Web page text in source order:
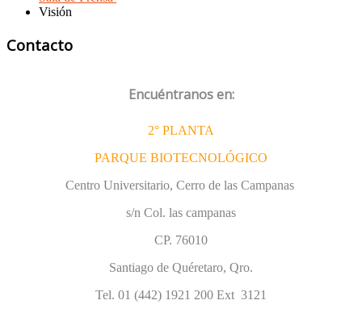
Visión
Contacto
Encuéntranos en:
2° PLANTA
PARQUE BIOTECNOLÓGICO
Centro Universitario, Cerro de las Campanas
s/n Col. las campanas
CP. 76010
Santiago de Quéretaro, Qro.
Tel. 01 (442) 1921 200 Ext 3121